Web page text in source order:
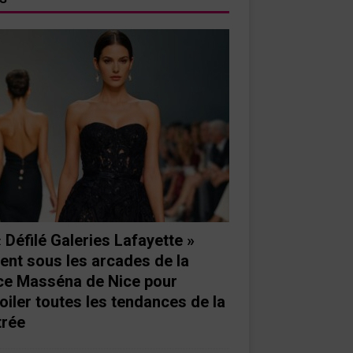
Défilé Galeries Lafayette »
sous les arcades de la
Masséna de Nice pour
toutes les tendances de la